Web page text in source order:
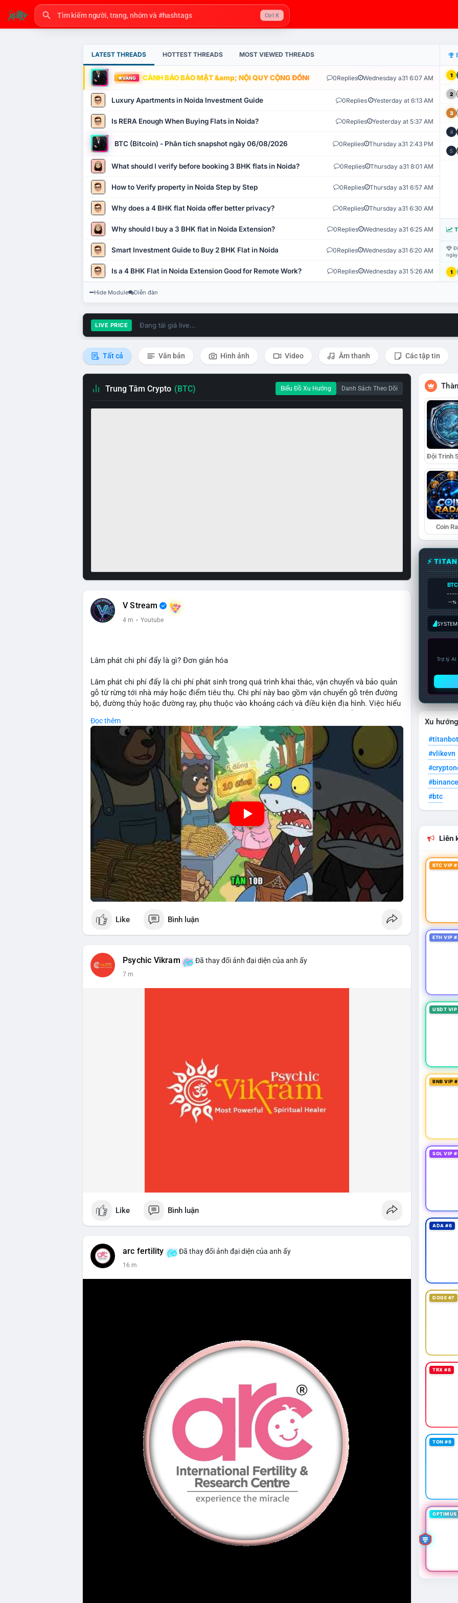
Ctrl K
LATEST THREADS HOTTEST THREADS MOST VIEWED THREADS
VÀNG CẢNH BÁO BẢO MẬT &amp; NỘI QUY CỘNG ĐỒNG VLIKE.VN: HỆ THỐNG GIÁM SÁT TỰ
0Replies Wednesday a31 6:07 AM
Luxury Apartments in Noida Investment Guide 0Replies Yesterday at 6:13 AM
Is RERA Enough When Buying Flats in Noida? 0Replies Yesterday at 5:37 AM
BTC (Bitcoin) - Phân tích snapshot ngày 06/08/2026 0Replies Thursday a31 2:43 PM
What should I verify before booking 3 BHK flats in Noida? 0Replies Thursday a31 8:01 AM
How to Verify property in Noida Step by Step 0Replies Thursday a31 6:57 AM
Why does a 4 BHK flat Noida offer better privacy? 0Replies Thursday a31 6:30 AM
Why should I buy a 3 BHK flat in Noida Extension? 0Replies Wednesday a31 6:25 AM
Smart Investment Guide to Buy 2 BHK Flat in Noida 0Replies Wednesday a31 6:20 AM
Is a 4 BHK Flat in Noida Extension Good for Remote Work? 0Replies Wednesday a31 5:26 AM
1
2
3
4
5
1
Hide Module Diễn đàn
LIVE PRICE Đang tải giá live...
Tất cả Văn bản Hình ảnh Video Âm thanh Các tập tin
Trung Tâm Crypto (BTC) Biểu Đồ Xu Hướng Danh Sách Theo Dõi
V Stream
4 m · Youtube
Lâm phát chi phí đẩy là gì? Đơn giản hóa
Lâm phát chi phí đẩy là chi phí phát sinh trong quá trình khai thác, vận chuyển và bảo quản
gỗ từ rừng tới nhà máy hoặc điểm tiêu thụ. Chi phí này bao gồm vận chuyển gỗ trên đường
bộ, đường thủy hoặc đường ray, phụ thuộc vào khoảng cách và điều kiện địa hình. Việc hiểu
nhuận.
🎥 Xem video trực tiếp tại:
Nguồn: Cú Thông Thái
Đọc thêm
Like Bình luận
Psychic Vikram Đã thay đổi ảnh đại diện của anh ấy
7 m
Like Bình luận
arc fertility Đã thay đổi ảnh đại diện của anh ấy
16 m
Coin
⚡
BTC
--%
Trợ lý
Xu
#titanbot
#vlikevn
#btc
Liên
BTC VIP
ETH VIP
USDT
BNB VIP
SOL VIP
ADA #6
DOGE #7
TRX #8
TON #9
OPTIMUS